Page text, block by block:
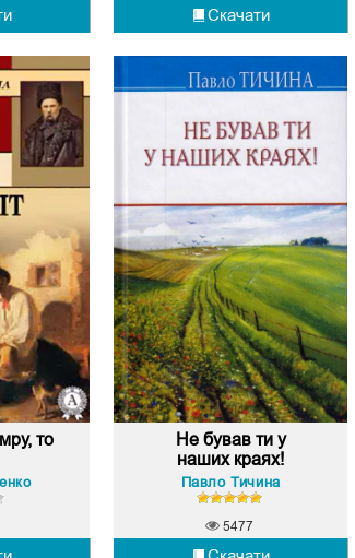
Скачати
то
Не бував ти у
наших краях!
Павло Тичина
5477